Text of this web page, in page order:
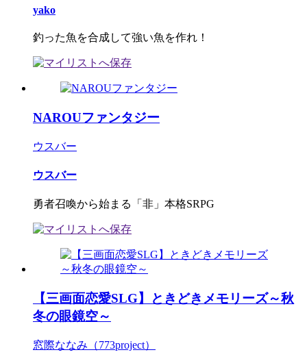
yako
釣った魚を合成して強い魚を作れ！
NAROUファンタジー
ウスバー
ウスバー
勇者召喚から始まる「非」本格SRPG
【三画面恋愛SLG】ときどきメモリーズ～秋
冬の眼鏡空～
窓際ななみ（773project）